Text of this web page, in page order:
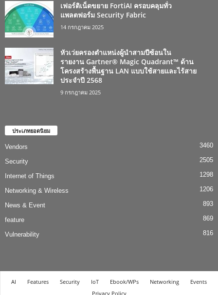
เฟอร์ติเน็ตขยาย FortiAI ครอบคลุมทั่ว
แพลตฟอร์ม Security Fabric
14 กรกฎาคม 2025
หัวเว่ยครองตำแหน่งผู้นำสามปีซ้อนใน
รายงาน Gartner® Magic Quadrant™ ด้าน
โครงสร้างพื้นฐาน LAN แบบใช้สายและไร้สาย
ประจำปี 2568
9 กรกฎาคม 2025
ประเภทยอดนิยม
Vendors 3460
Security 2505
Internet of Things 1298
Networking & Wireless 1206
News & Event 893
feature 869
Vulnerability 816
AI Features Security IoT Ebook/WPs Networking
Events
Privacy Policy